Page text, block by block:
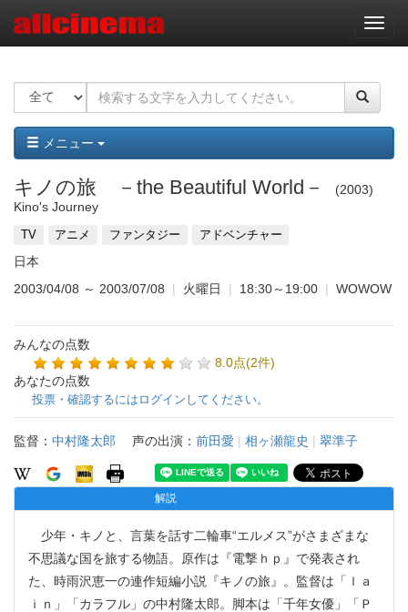
ナ
ビ
ー
ョ
ン
メニュー
キノの旅 －the Beautiful World－
2003
Kino's Journey
TV アニメ ファンタジー アドベンチャー
日本
2003/04/08 ～ 2003/07/08 | 火曜日 | 18:30～19:00 | WOWOW
みんなの点数
8.0点(2件)
あなたの点数
投票・確認するにはログインしてください。
監督： 中村隆太郎 声の出演： 前田愛 | 相ヶ瀬龍史 | 翠準子
解説
少年・キノと、言葉を話す二輪車“エルメス”がさまざまな
不思議な国を旅する物語。原作は『電撃ｈｐ』で発表され
た、時雨沢恵一の連作短編小説『キノの旅』。監督は「ｌａ
ｉｎ」「カラフル」の中村隆太郎。脚本は「千年女優」「Ｐ